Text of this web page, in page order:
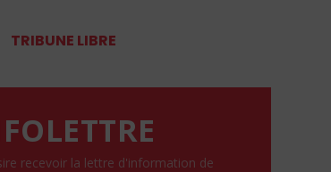
TRIBUNE LIBRE
recevoir la lettre d'information de